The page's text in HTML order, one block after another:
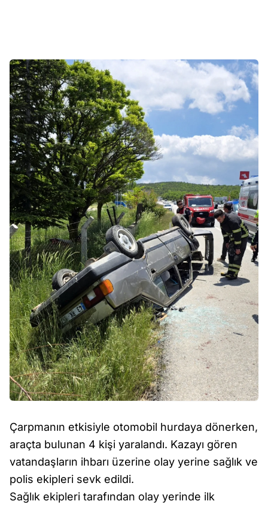
Çarpmanın etkisiyle otomobil hurdaya dönerken,
araçta bulunan 4 kişi yaralandı. Kazayı gören
vatandaşların ihbarı üzerine olay yerine sağlık ve
polis ekipleri sevk edildi.
Sağlık ekipleri tarafından olay yerinde ilk